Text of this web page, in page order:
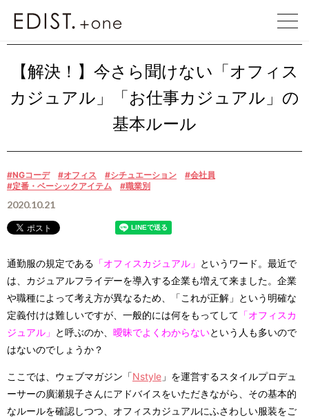
EDIST. +one 【解決！】今さら聞けない「オフ……
【解決！】今さら聞けない「オフィス
カジュアル」「お仕事カジュアル」の
基本ルール
#NGコーデ #オフィス #シチュエーション
#会社員
#定番・ベーシックアイテム
#職業別
2020.10.21
通勤服の規定である 「オフィスカジュアル」 というワード。最近で
は、カジュアルフライデーを導入する企業も増えて来ました。企業
や職種によって考え方が異なるため、「これが正解」という明確な
定義付けは難しいですが、一般的には何をもってして 「オフィスカ
ジュアル」 と呼ぶのか、 曖昧でよくわからないという人も多いので
はないのでしょうか？
ここでは、ウェブマガジン「Nstyle 」を運営するスタイルプロデュ
ーサーの廣瀬規子さんにアドバイスをいただきながら、その基本的
なルールを確認しつつ、オフィスカジュアルにふさわしい服装をご